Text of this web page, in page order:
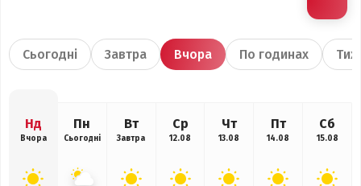
Сьогодні Завтра Вчора По годинах
Нд
Вчора
Пн
Сьогодні
Вт
Завтра
Ср
12.08
Чт
13.08
Пт
14.08
Сб
15.08